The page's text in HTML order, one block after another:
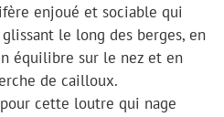
enjoué et sociable qui
glissant le long des berges, en
équilibre sur le nez et en
de cailloux.
cette loutre qui nage